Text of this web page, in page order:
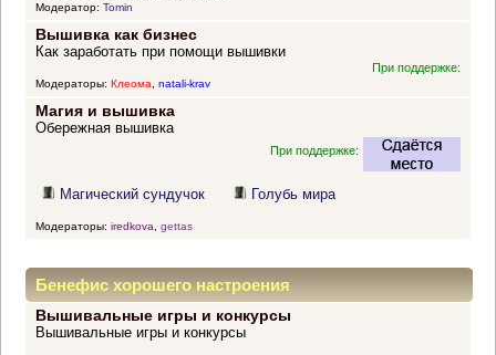
Модератор: Tomin
Вышивка как бизнес
Как заработать при помощи вышивки
При поддержке:
Модераторы: Клеома, natali-krav
Магия и вышивка
Обережная вышивка
При поддержке:
Магический сундучок Голубь мира
Модераторы: iredkova gettas
Бенефис хорошего настроения
Вышивальные игры и конкурсы
Вышивальные игры и конкурсы